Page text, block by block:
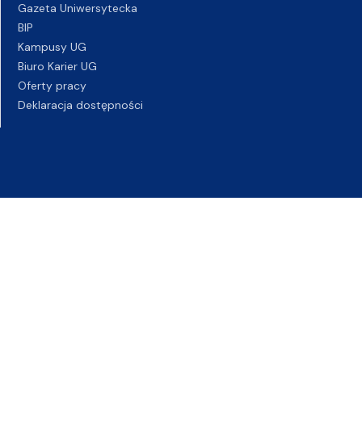
Gazeta Uniwersytecka
BIP
Kampusy UG
Biuro Karier UG
Oferty pracy
Deklaracja dostępności